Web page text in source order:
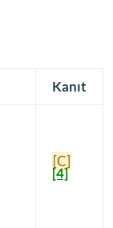
Kanıt
[C]
[4]